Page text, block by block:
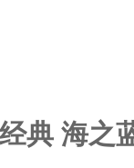
典 海之